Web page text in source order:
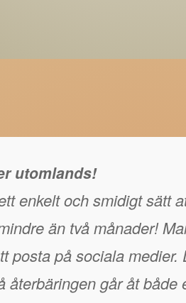
utomlands!
enkelt och smidigt sätt
än två månader!
posta på sociala medier.
återbäringen går åt både